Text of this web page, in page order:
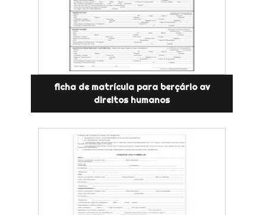
ficha de matrícula para berçário av
direitos humanos